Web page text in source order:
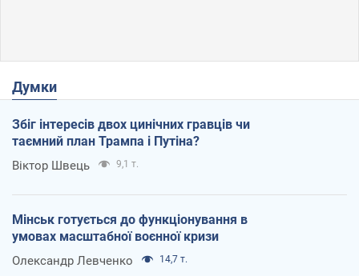
Думки
Збіг інтересів двох цинічних гравців чи
таємний план Трампа і Путіна?
Віктор Швець 9,1 т.
Мінськ готується до функціонування в
умовах масштабної воєнної кризи
Олександр Левченко 14,7 т.